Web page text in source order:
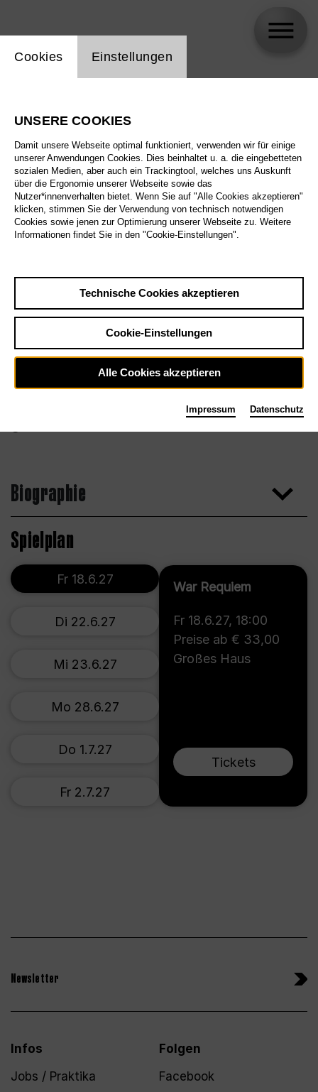
Biographie
Spielplan
War Requiem
Fr 18.6.27, 18:00
Preise ab € 33,00
Großes Haus
Tickets
Fr 18.6.27
Di 22.6.27
Mi 23.6.27
Mo 28.6.27
Do 1.7.27
Fr 2.7.27
Newsletter
Infos
Jobs / Praktika
Folgen
Facebook
Einstellung Website Cookie
Cookies Einstellungen
UNSERE COOKIES
Damit unsere Webseite optimal funktioniert, verwenden wir für einige
unserer Anwendungen Cookies. Dies beinhaltet u. a. die eingebetteten
sozialen Medien, aber auch ein Trackingtool, welches uns Auskunft
über die Ergonomie unserer Webseite sowie das
Nutzer*innenverhalten bietet. Wenn Sie auf "Alle Cookies akzeptieren"
klicken, stimmen Sie der Verwendung von technisch notwendigen
Cookies sowie jenen zur Optimierung unserer Webseite zu. Weitere
Informationen findet Sie in den "Cookie-Einstellungen".
Technische Cookies akzeptieren
Cookie-Einstellungen
Alle Cookies akzeptieren
Impressum Datenschutz